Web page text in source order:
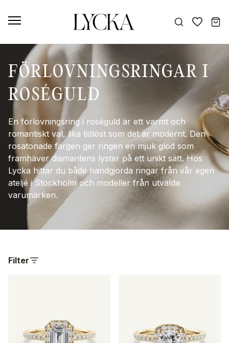
FÖRLOVNINGSRINGAR I
ROSÉGULD
En förlovningsring i roséguld är ett varmt och
romantiskt val, lika tidlöst som det är modernt. Den
rosatonade färgen ger ringen en mjuk glöd som
framhäver diamantens lyster på ett unikt sätt. Hos
Lycka hittar du både handgjorda ringar från vår egen
ateljé i Stockholm och modeller från utvalda
varumärken.
Filter